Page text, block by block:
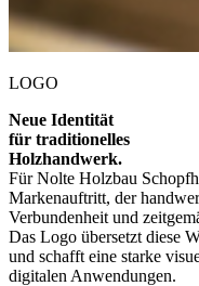
LOGO
Neue Identität
für traditionelles
Holzhandwerk.
Für Nolte Holzbau
Markenauftritt, der
Verbundenheit und
Das Logo übersetzt diese
und schafft eine starke
digitalen Anwendungen.